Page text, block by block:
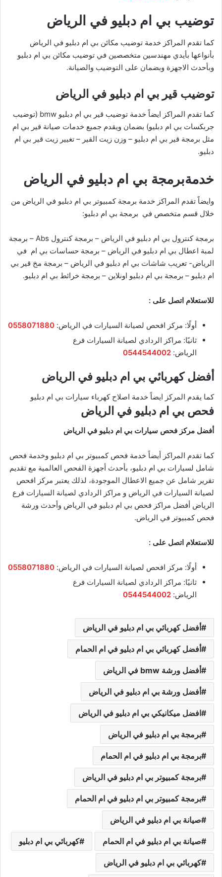
توضيب بي ام دبليو في الرياض
كما تقدم المراكز خدمة توضيب مكائن بي ام دبليو في الرياض
بأنواعها بأيدي مهندسين متخصصين في توضيب مكائن بي ام دبليو
وبأحدث الاجهزة وبضمان على التوضيب والصيانة.
توضيب قير بي ام دبليو في الرياض
كما تقدم المراكز ايضاً خدمة توضيب قير بي ام دبليو bmw (توضيب
جربكسات بي ام دبليو) بضمان ويقدم جميع خدمات صيانة قير بي ام
مثل برمجة قير بي ام دبليو – وزن زيت القير – تغيير زيت قير بي ام
دبليو.
خدمةبرمجة بي ام دبليو في الرياض
وايضاً تقدم المراكز خدمة برمجة كمبيوتر بي ام دبليو في الرياض من
خلال قسم متخصص في برمجة بي ام دبليو:
برمجة كنترول بي ام دبليو في الرياض – برمجة كنترول Abs – برمجة
لمبة اعطال بي ام دبليو في الرياض – برمجة حساسات بي ام في
الرياض- تعريب شاشات بي ام دبليو في الرياض – برمجة مخ قير بي
ام دبليو – برمجة بي ام دبليو اونلاين – برمجة خرائط بي ام دبليو.
للاستعلام اتصل على :
أولًا: مركز افحص لصيانة السيارات في الرياض: 0558071880
ثانيًا: مراكز الردادي لصيانة السيارات فرع
الرياض: 0544544002
أفضل كهربائي بي ام دبليو في الرياض
كما يقدم المركز ايضاً خدمة اصلاح كهرباء سيارات بي ام دبليو
فحص بي ام دبليو في الرياض
أفضل مركز فحص سيارات بي ام دبليو في الرياض
كما تقدم المراكز أيضاً خدمة فحص كمبيوتر بي ام دبليو وخدمة فحص
شامل لسيارات بي ام دبليو، بأحدث أجهزة الفحص العالمية مع تقديم
تقرير شامل عن جميع الاعطال الموجودة، لذلك يعتبر مركز افحص
لصيانة السيارات في الرياض و مراكز الردادي لصيانة السيارات فرع
الرياض أفضل مراكز فحص بي ام دبليو في الرياض وأحدث ورشة
فحص كمبيوتر في الرياض.
للاستعلام اتصل على :
أولًا: مركز افحص لصيانة السيارات في الرياض: 0558071880
ثانيًا: مراكز الردادي لصيانة السيارات فرع
الرياض: 0544544002
أفضل كهربائي بي ام دبليو في الرياض
أفضل كهربائي بي ام دبليو في ام الحمام
أفضل ورشة bmw في الرياض
أفضل ورشة بي ام دبليو في الرياض
افضل ميكانيكي بي ام دبليو في الرياض
برمجة بي ام دبليو في الرياض
برمجة بي ام دبليو في ام الحمام
برمجة كمبيوتر بي ام دبليو في الرياض
برمجة كمبيوتر بي ام دبليو في ام الحمام
صيانة بي ام دبليو في الرياض
صيانة بي ام دبليو في ام الحمام كهربائي بي ام دبليو
كهربائي بي ام دبليو في الرياض